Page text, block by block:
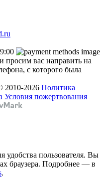
просим вас направить на
с которого была
2010-2026 Политика
Условия пожертвования
удобства пользователя. Вы
браузера. Подробнее — в
.